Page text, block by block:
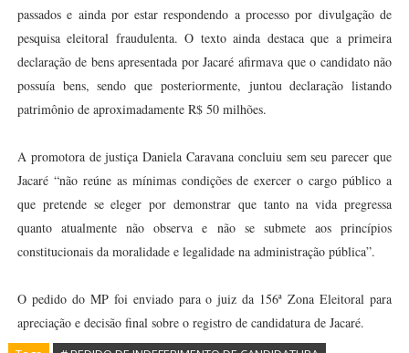
passados e ainda por estar respondendo a processo por divulgação de
pesquisa eleitoral fraudulenta. O texto ainda destaca que a primeira
declaração de bens apresentada por Jacaré afirmava que o candidato não
possuía bens, sendo que posteriormente, juntou declaração listando
patrimônio de aproximadamente R$ 50 milhões.
A promotora de justiça Daniela Caravana concluiu sem seu parecer que
Jacaré “não reúne as mínimas condições de exercer o cargo público a
que pretende se eleger por demonstrar que tanto na vida pregressa
quanto atualmente não observa e não se submete aos princípios
constitucionais da moralidade e legalidade na administração pública”.
O pedido do MP foi enviado para o juiz da 156ª Zona Eleitoral para
apreciação e decisão final sobre o registro de candidatura de Jacaré.